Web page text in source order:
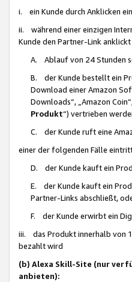
i. ein Kunde durch Anklicken
ii. während einer einzigen
Kunde den Partner-Link
A. Ablauf von 24 Stunden
B. der Kunde bestellt ein
Download einer Amazon
Downloads“, „Amazon
Produkt“) vertrieben
C. der Kunde ruft eine
einer der folgenden Fälle
D. der Kunde kauft ein
E. der Kunde kauft ein
Partner-Links abschließt,
F. der Kunde erwirbt ein
iii. das Produkt innerhalb von
bezahlt wird
(b) Alexa Skill-Site (nur
anbieten):